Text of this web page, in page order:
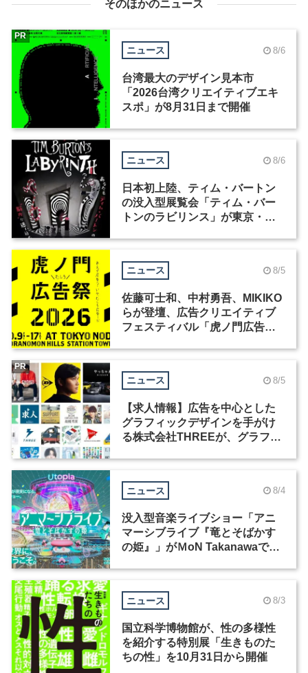
そのほかのニュース
ニュース 8/6
台湾最大のデザイン見本市
「2026台湾クリエイティブエキ
スポ」が8月31日まで開催
PR
ニュース 8/6
日本初上陸、ティム・バートン
の没入型展覧会「ティム・バー
トンのラビリンス」が東京・豊
ニュース 8/5
佐藤可士和、中村勇吾、MIKIKO
らが登壇、広告クリエイティブ
フェスティバル「虎ノ門広告
ニュース 8/5
【求人情報】広告を中心とした
グラフィックデザインを手がけ
る株式会社THREEが、グラフィ
PR
ニュース 8/4
没入型音楽ライブショー「アニ
マーシブライブ『竜とそばかす
の姫』」がＭoN Takanawaで開
ニュース 8/3
国立科学博物館が、性の多様性
を紹介する特別展「生きものた
ちの性」を10月31日から開催